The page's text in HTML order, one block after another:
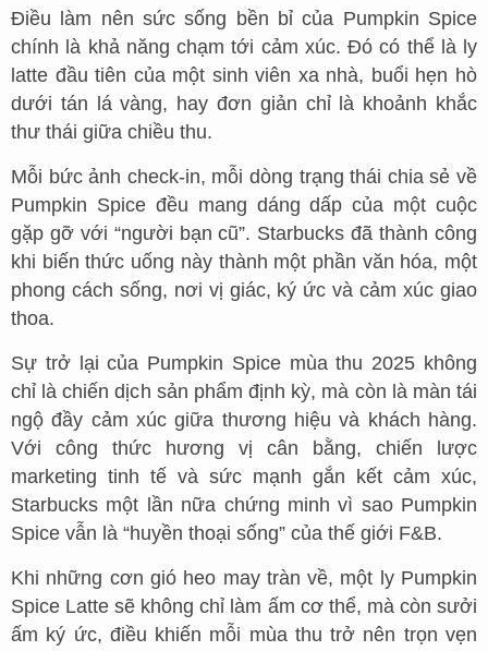
Điều làm nên sức sống bền bỉ của Pumpkin Spice
chính là khả năng chạm tới cảm xúc. Đó có thể là ly
latte đầu tiên của một sinh viên xa nhà, buổi hẹn hò
dưới tán lá vàng, hay đơn giản chỉ là khoảnh khắc
thư thái giữa chiều thu.
Mỗi bức ảnh check-in, mỗi dòng trạng thái chia sẻ về
Pumpkin Spice đều mang dáng dấp của một cuộc
gặp gỡ với “người bạn cũ”. Starbucks đã thành công
khi biến thức uống này thành một phần văn hóa, một
phong cách sống, nơi vị giác, ký ức và cảm xúc giao
thoa.
Sự trở lại của Pumpkin Spice mùa thu 2025 không
chỉ là chiến dịch sản phẩm định kỳ, mà còn là màn tái
ngộ đầy cảm xúc giữa thương hiệu và khách hàng.
Với công thức hương vị cân bằng, chiến lược
marketing tinh tế và sức mạnh gắn kết cảm xúc,
Starbucks một lần nữa chứng minh vì sao Pumpkin
Spice vẫn là “huyền thoại sống” của thế giới F&B.
Khi những cơn gió heo may tràn về, một ly Pumpkin
Spice Latte sẽ không chỉ làm ấm cơ thể, mà còn sưởi
ấm ký ức, điều khiến mỗi mùa thu trở nên trọn vẹn